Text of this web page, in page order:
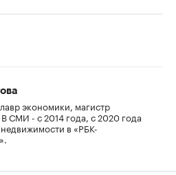
экономики, магистр
СМИ - с 2014 года, с 2020 года
в «РБК-